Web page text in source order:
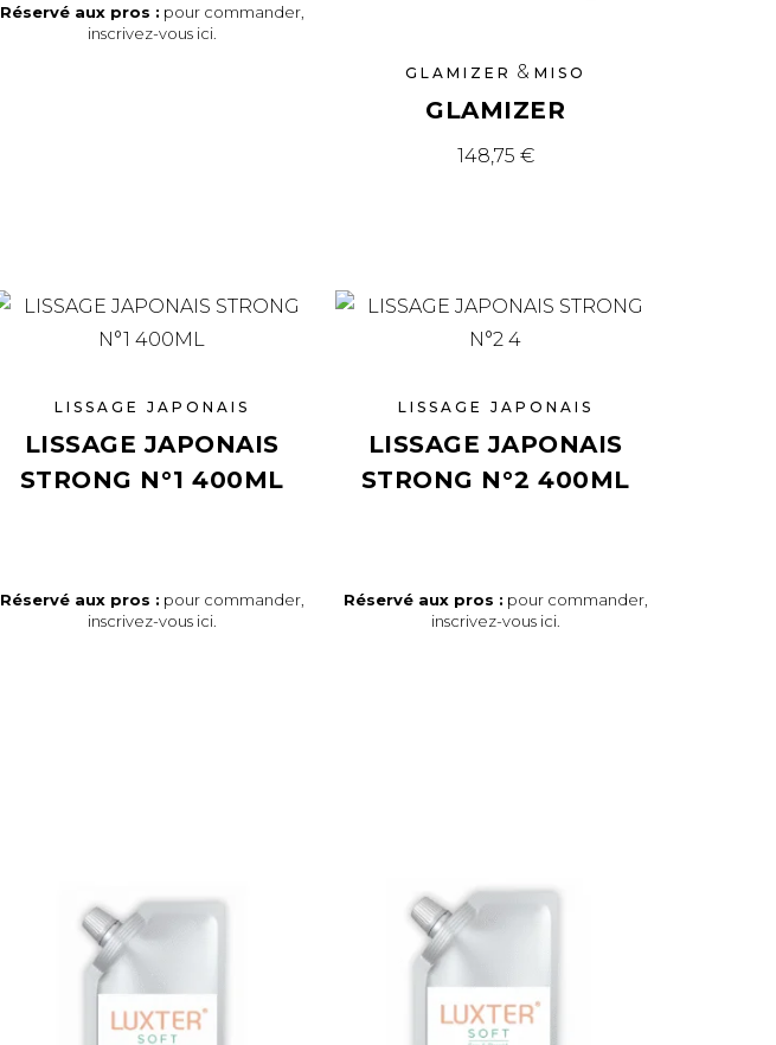
Réservé aux pros : pour commander,
inscrivez-vous ici.
GLAMIZER & MISO
GLAMIZER
148,75 €
LISSAGE JAPONAIS
LISSAGE JAPONAIS
STRONG N°1 400ML
Réservé aux pros : pour commander,
inscrivez-vous ici.
LISSAGE JAPONAIS
LISSAGE JAPONAIS
STRONG N°2 400ML
Réservé aux pros : pour commander,
inscrivez-vous ici.